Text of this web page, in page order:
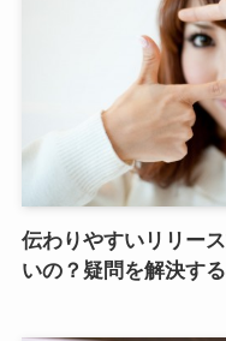
伝わりやすいリリー
いの？疑問を解決す